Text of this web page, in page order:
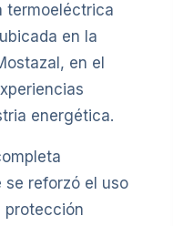
termoeléctrica
en la
en el
energética.
se reforzó el uso
protección